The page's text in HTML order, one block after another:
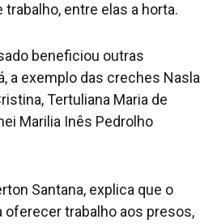
entre elas a horta.
beneficiou outras
a exemplo das creches Nasla
Tertuliana Maria de
Marilia Inês Pedrolho
Santana, explica que o
oferecer trabalho aos presos,